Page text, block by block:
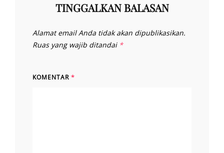
TINGGALKAN BALASAN
Alamat email Anda tidak akan dipublikasikan.
Ruas yang wajib ditandai *
KOMENTAR *